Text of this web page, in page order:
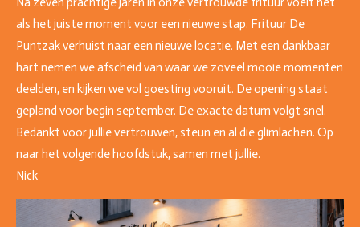
als het juiste moment voor een nieuwe stap. Frituur De
Puntzak verhuist naar een nieuwe locatie. Met een dankbaar
hart nemen we afscheid van waar we zoveel mooie momenten
deelden, en kijken we vol goesting vooruit. De opening staat
gepland voor begin september. De exacte datum volgt snel.
Bedankt voor jullie vertrouwen, steun en al die glimlachen. Op
naar het volgende hoofdstuk, samen met jullie.
Nick